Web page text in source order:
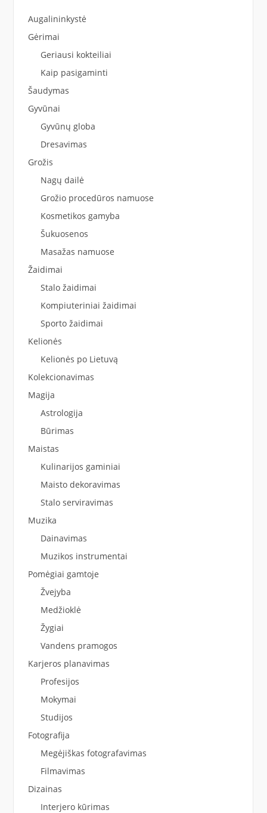
Augalininkystė
Gėrimai
Geriausi kokteiliai
Kaip pasigaminti
Šaudymas
Gyvūnai
Gyvūnų globa
Dresavimas
Grožis
Nagų dailė
Grožio procedūros namuose
Kosmetikos gamyba
Šukuosenos
Masažas namuose
Žaidimai
Stalo žaidimai
Kompiuteriniai žaidimai
Sporto žaidimai
Kelionės
Kelionės po Lietuvą
Kolekcionavimas
Magija
Astrologija
Būrimas
Maistas
Kulinarijos gaminiai
Maisto dekoravimas
Stalo serviravimas
Muzika
Dainavimas
Muzikos instrumentai
Pomėgiai gamtoje
Žvejyba
Medžioklė
Žygiai
Vandens pramogos
Karjeros planavimas
Profesijos
Mokymai
Studijos
Fotografija
Megėjiškas fotografavimas
Filmavimas
Dizainas
Interjero kūrimas